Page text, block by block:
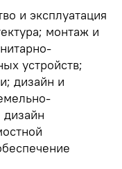
и эксплуатация
монтаж и
устройств;
дизайн и